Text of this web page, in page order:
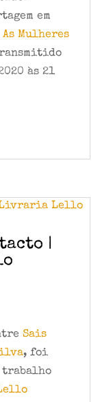
em
Mulheres
às 21
|
Sais
, foi
trabalho